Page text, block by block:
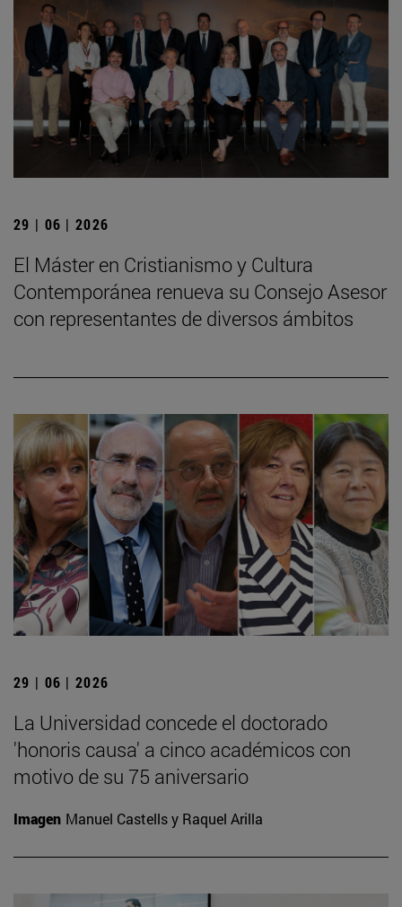
29 | 06 | 2026
El Máster en Cristianismo y Cultura
Contemporánea renueva su Consejo Asesor
con representantes de diversos ámbitos
29 | 06 | 2026
La Universidad concede el doctorado
'honoris causa' a cinco académicos con
motivo de su 75 aniversario
Imagen Manuel Castells y Raquel Arilla